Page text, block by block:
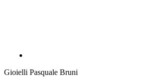
Gioielli Pasquale Bruni